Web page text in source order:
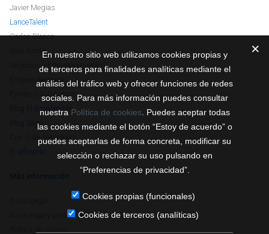
Javier Megias
LanceTalent
Carlos Blanco
Iñaki Arrola
Negocios y Emprendimiento
Emprendemanía
Pymes y Autónomos
Blog El Economista
Blog Sage
Con G de ganadores
Aviso legal y política de privacidad
En nuestro sitio web utilizamos cookies propias y
de terceros para finalidades analíticas mediante el
análisis del tráfico web y ofrecer funciones de redes
sociales. Para más información puedes consultar
nuestra Política de cookies. Puedes aceptar todas
las cookies mediante el botón “Estoy de acuerdo” o
puedes aceptarlas de forma concreta, modificar su
selección o rechazar su uso pulsando en
“Preferencias de privacidad”.
Cookies propias (funcionales)
Cookies de terceros (analíticas)